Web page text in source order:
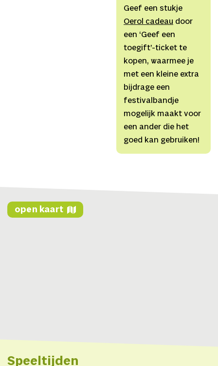
Tekstdeel Titus (‘geen
Beckett’):Gerardjan
Rijnders
Muziek:Y.M.P.
Overall regie:Gerardjan
Rijnders
Licht:Jantje Geldof
Techniek
voorstelling:Rdam
Crew
Productie: Nino Sam-
Sin voor Productiehuis
Website
Youtube
Geef een stukje
Oerol cadeau door
een ‘Geef een
toegift’-ticket te
kopen, waarmee je
met een kleine extra
bijdrage een
festivalbandje
mogelijk maakt voor
een ander die het
goed kan gebruiken!
open kaart
Speeltijden